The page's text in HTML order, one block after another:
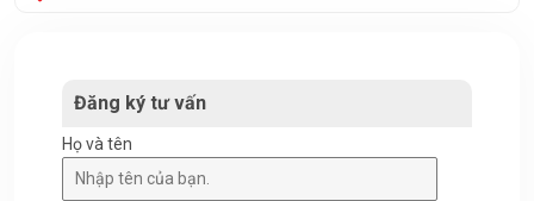
Đăng ký tư vấn
Họ và tên